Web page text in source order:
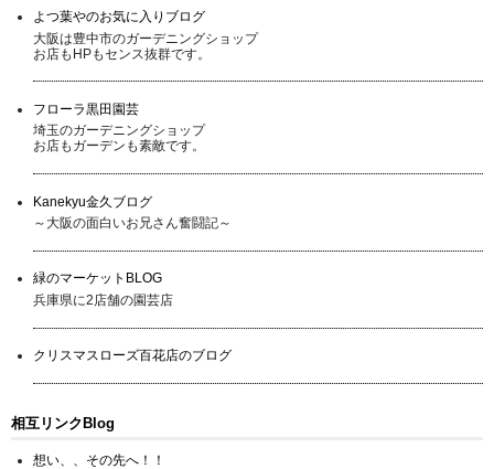
よつ葉やのお気に入りブログ
大阪は豊中市のガーデニングショップ
お店もHPもセンス抜群です。
フローラ黒田園芸
埼玉のガーデニングショップ
お店もガーデンも素敵です。
Kanekyu金久ブログ
～大阪の面白いお兄さん奮闘記～
緑のマーケットBLOG
兵庫県に2店舗の園芸店
クリスマスローズ百花店のブログ
相互リンクBlog
想い、、その先へ！！